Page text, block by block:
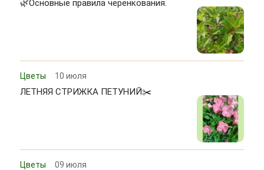
🌿Основные правила черенкования.
Цветы 10 июля
ЛЕТНЯЯ СТРИЖКА ПЕТУНИЙ✂️
Цветы 09 июля